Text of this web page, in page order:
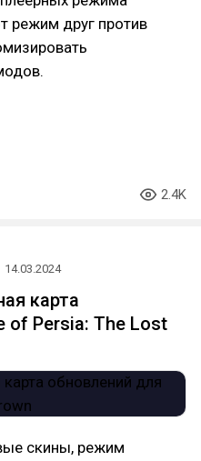
режим друг против
2.4K
14.03.2024
карта
of Persia: The Lost
скины, режим